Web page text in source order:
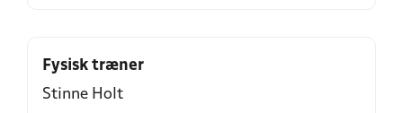
Fysisk træner
Stinne Holt